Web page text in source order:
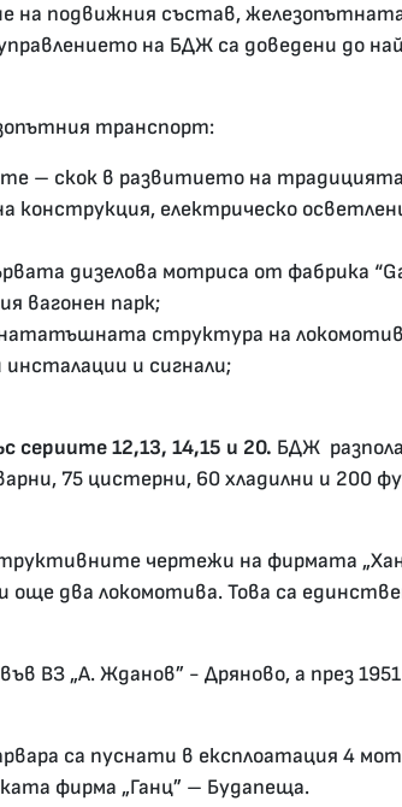
на подвижния състав,
на БДЖ са доведени до
транспорт:
– скок в развитието на
електрическо
дизелова мотриса от фабрика
вагонен парк;
структура на
и сигнали;
сериите 12,13, 14,15 и 20. БДЖ
75 цистерни, 60 хладилни и 200
чертежи на фирмата
още два локомотива. Това са
ВЗ „А. Жданов” - Дряново, а през 1951
са пуснати в експлоатация 4
фирма „Ганц” – Будапеща.